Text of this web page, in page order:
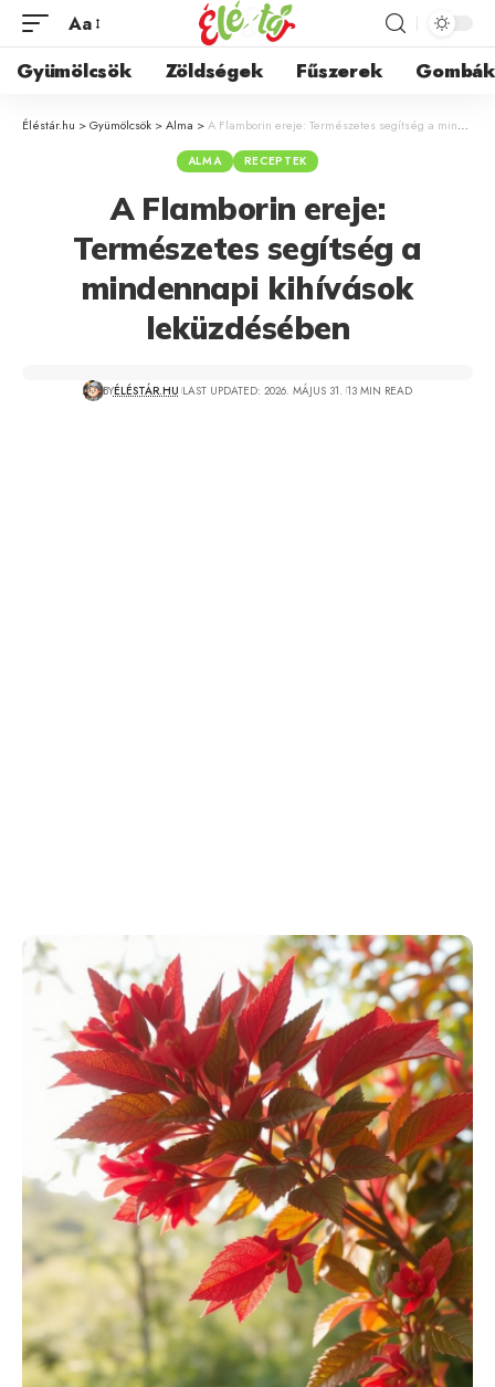
Aa
Gyümölcsök Zöldségek Fűszerek Gombák
Éléstár.hu >Gyümölcsök >Alma >A Flamborin ereje: Természetes segítség a mindennapi kihívások leküzdésében
ALMA RECEPTEK
A Flamborin ereje:
Természetes segítség a
mindennapi kihívások
leküzdésében
BYÉLÉSTÁR.HU LAST UPDATED: 2026. MÁJUS 31. 13 MIN READ